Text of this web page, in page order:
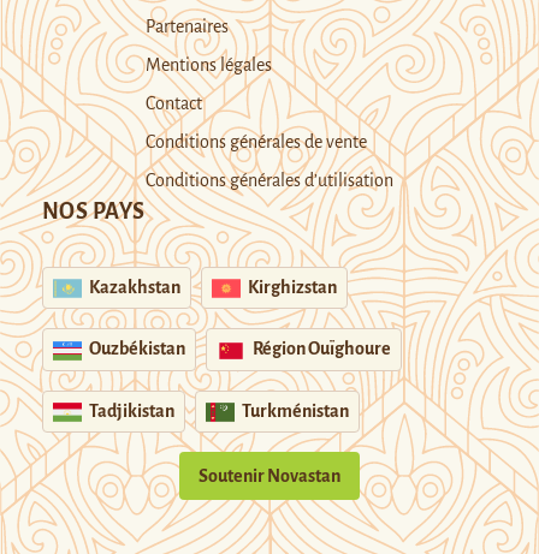
Partenaires
Mentions légales
Contact
Conditions générales de vente
Conditions générales d’utilisation
NOS PAYS
Kazakhstan Kirghizstan
Ouzbékistan Région Ouïghoure
Tadjikistan Turkménistan
Soutenir Novastan